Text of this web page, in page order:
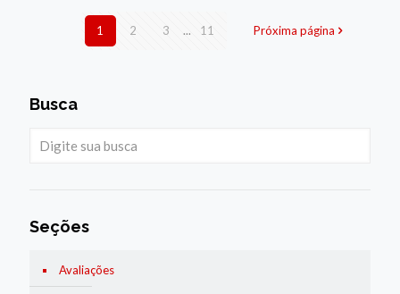
1 2 3 ... 11 Próxima página
Busca
Seções
Avaliações